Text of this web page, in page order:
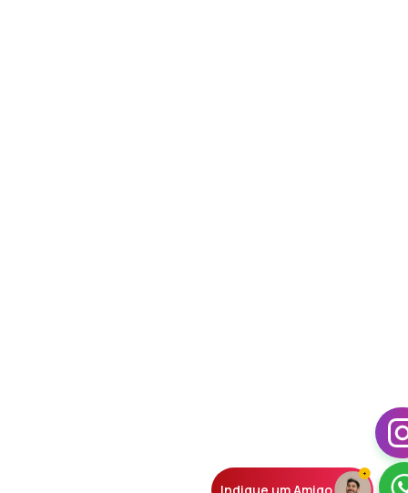
Indique um Amigo